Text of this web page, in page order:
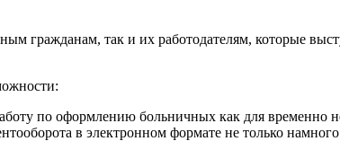
гражданам, так и их работодателям, которые
по оформлению больничных как для временно
в электронном формате не только